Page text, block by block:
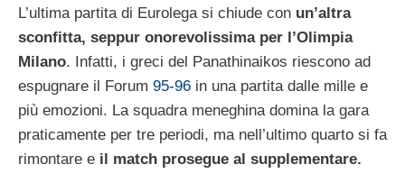
L’ultima partita di Eurolega si chiude con un’altra
sconfitta, seppur onorevolissima per l’Olimpia
Milano. Infatti, i greci del Panathinaikos riescono ad
espugnare il Forum 95-96 in una partita dalle mille e
più emozioni. La squadra meneghina domina la gara
praticamente per tre periodi, ma nell’ultimo quarto si fa
rimontare e il match prosegue al supplementare.